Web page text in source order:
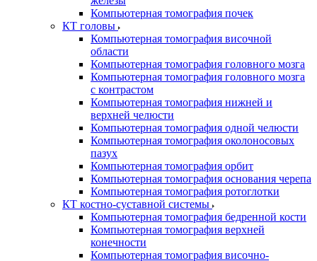
Компьютерная томография почек
КТ головы
Компьютерная томография височной
области
Компьютерная томография головного мозга
Компьютерная томография головного мозга
с контрастом
Компьютерная томография нижней и
верхней челюсти
Компьютерная томография одной челюсти
Компьютерная томография околоносовых
пазух
Компьютерная томография орбит
Компьютерная томография основания черепа
Компьютерная томография ротоглотки
КТ костно-суставной системы
Компьютерная томография бедренной кости
Компьютерная томография верхней
конечности
Компьютерная томография височно-